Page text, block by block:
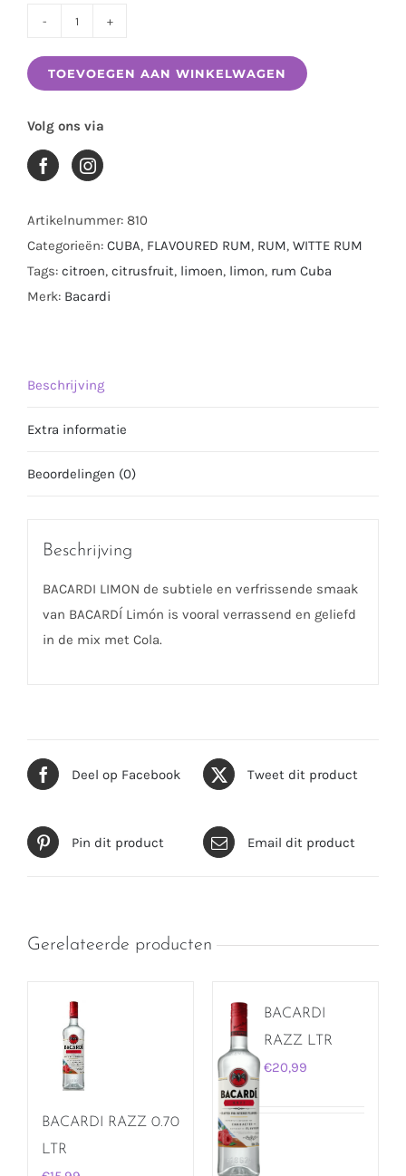
LIMON
0.70
aantal
TOEVOEGEN AAN WINKELWAGEN
Volg ons via
Artikelnummer: 810
Categorieën: CUBA, FLAVOURED RUM, RUM, WITTE RUM
Tags: citroen, citrusfruit, limoen, limon, rum Cuba
Merk: Bacardi
Beschrijving
Extra informatie
Beoordelingen (0)
Beschrijving
BACARDI LIMON de subtiele en verfrissende smaak
van BACARDÍ Limón is vooral verrassend en geliefd
in de mix met Cola.
Deel op Facebook Tweet dit product
Pin dit product Email dit product
Gerelateerde producten
BACARDI RAZZ 0.70
LTR
BACARDI
RAZZ LTR
€20,99